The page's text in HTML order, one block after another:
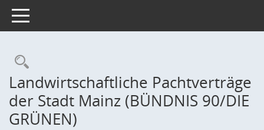
Toggle navigation
Rechercheauswahl
Landwirtschaftliche Pachtverträge
der Stadt Mainz (BÜNDNIS 90/DIE
GRÜNEN)